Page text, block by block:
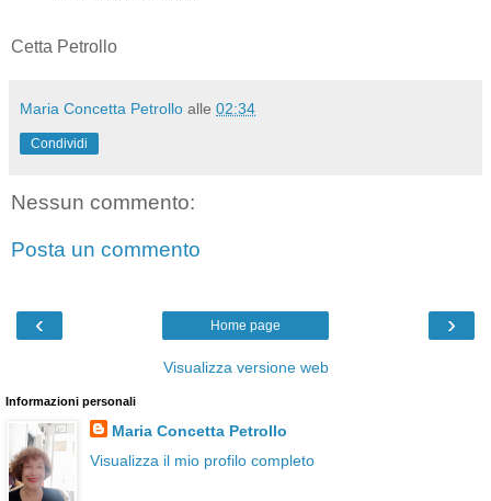
Cetta Petrollo
Maria Concetta Petrollo alle 02:34
Condividi
Nessun commento:
Posta un commento
‹ ›
Home page
Visualizza versione web
Informazioni personali
Maria Concetta Petrollo
Visualizza il mio profilo completo